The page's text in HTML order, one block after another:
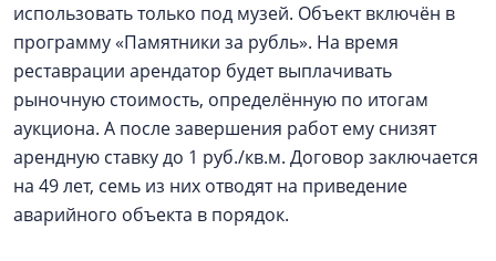
использовать только под музей. Объект включён в
программу «Памятники за рубль». На время
реставрации арендатор будет выплачивать
рыночную стоимость, определённую по итогам
аукциона. А после завершения работ ему снизят
арендную ставку до 1 руб./кв.м. Договор заключается
на 49 лет, семь из них отводят на приведение
аварийного объекта в порядок.